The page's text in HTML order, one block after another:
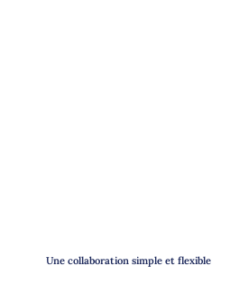
Une collaboration simple et flexible